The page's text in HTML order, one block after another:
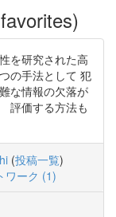
を研究された高
の手法として 犯
な情報の欠落が
評価する方法も
(投稿一覧)
ワーク (1)